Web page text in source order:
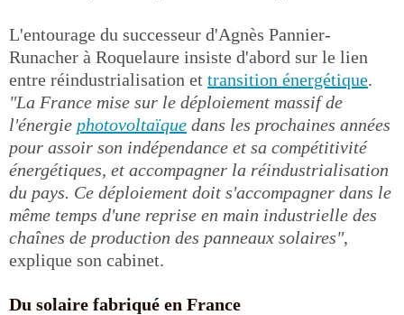
L'entourage du successeur d'Agnès Pannier-
Runacher à Roquelaure insiste d'abord sur le lien
entre réindustrialisation et transition énergétique.
"La France mise sur le déploiement massif de
l'énergie photovoltaïque dans les prochaines années
pour assoir son indépendance et sa compétitivité
énergétiques, et accompagner la réindustrialisation
du pays. Ce déploiement doit s'accompagner dans le
même temps d'une reprise en main industrielle des
chaînes de production des panneaux solaires",
explique son cabinet.
Du solaire fabriqué en France